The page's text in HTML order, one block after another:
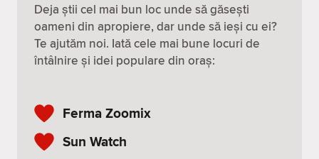
Deja știi cel mai bun loc unde să găsești
oameni din apropiere, dar unde să ieși cu ei?
Te ajutăm noi. Iată cele mai bune locuri de
întâlnire și idei populare din oraș:
Ferma Zoomix
Sun Watch